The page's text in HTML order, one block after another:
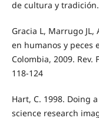
de cultura y
Gracia L, Marrugo
en humanos y peces
Colombia, 2009. Rev.
118-124
Hart, C. 1998. Doing
science research